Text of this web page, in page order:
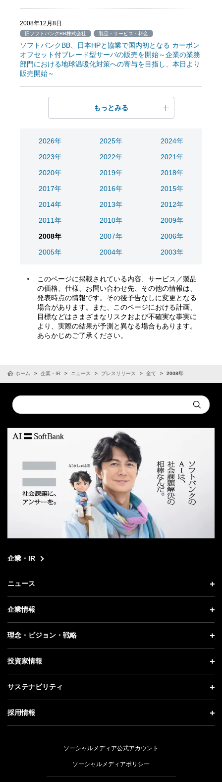
2008年12月8日
旧ソフトバンクBB株式会社 製品・サービス・料金
ソフトバンクBB、日本HPと協業で国内初となる カーボン
オフセット付ブレード型サーバの販売を開始～企業の業務
部門における地球温暖化対策への寄与を目指し、本日より
販売開始～
もっとみる
2026年 2025年
2024年
2023年
2022年
2021年
2020年
2019年
2018年
2017年
2016年
2015年
2014年
2013年
2012年
2011年
2010年
2009年
2008年
2007年
2006年
2005年
2004年 2003年
このページに掲載されている内容、サービス／製品
の価格、仕様、お問い合わせ先、その他の情報は、
発表時点の情報です。その後予告なしに変更となる
場合があります。また、このページにおける計画、
目標などはさまざまなリスクおよび不確実な事実に
より、実際の結果が予測と異なる場合もあります。
あらかじめご了承ください。
ホーム 企業・IR ニュース プレスリリース 全て 2008年
Conduct
a
Submit
企業・IR
ニュース
ニュース トップ
プレスリリース
更新情報
記者説明会
企業情報
企業情報 トップ
社長メッセージ
事業紹介
ガバナンス
理念・ビジョン・戦略
理念・ビジョン・戦略 トップ
成長戦略「Activate AI for Society」
人材戦略
投資家情報
投資家情報 トップ
経営方針
個人投資家の皆さまへ
サステナビリティ
サステナビリティ トップ
トップメッセージ
ESG方針・体制
採用情報
キャリア採用
ソーシャルメディア公式アカウント
ソーシャルメディアポリシー